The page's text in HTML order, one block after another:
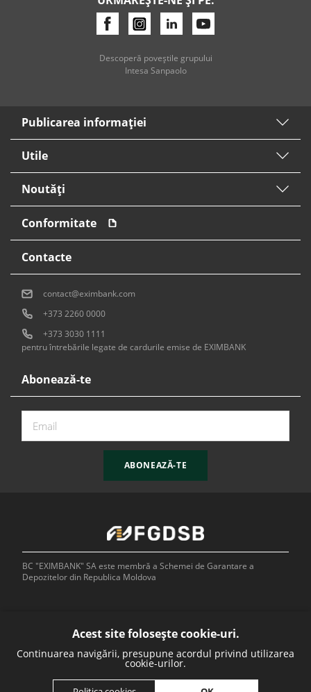
Descoperă poveştile grupului
Intesa Sanpaolo
Publicarea informaţiei
Utile
Noutăți
Conformitate
Abonează-te
ABONEAZĂ-TE
Contacte
contact@eximbank.com
+373 2260 0000
+373 3030 1111
pentru întrebările legate de cardurile emise de EXIMBANK
BC "EXIMBANK" SA este membră a Schemei de Garantare a
Depozitelor din Republica Moldova
Bank of
Acest site folosește cookie-uri.
Continuarea navigării, presupune acordul privind utilizarea
cookie-urilor.